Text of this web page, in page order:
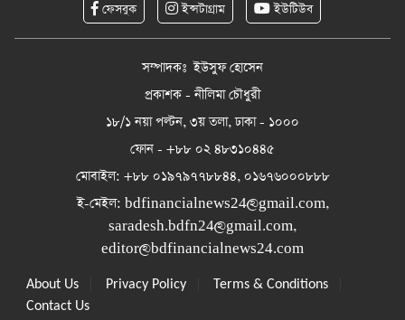
ফেসবুক ইন্সটাগ্রাম ইউটিউব
সম্পাদকঃ ইউসুফ হোসেন
প্রকাশক - নীলিমা চৌধুরী
১৮/১ নয়া পল্টন, ৩য় তলা, ঢাকা - ১০০০
ফোন - +৮৮ ০২ ৪৮৩১০৪৪৫
মোবাইল: +৮৮ ০১৯৭৯৭৭৮৮৪৪, ০১৬৭৬০০০৮৮৮
ই-মেইল: bdfinancialnews24@gmail.com,
saradesh.bdfn24@gmail.com,
editor@bdfinancialnews24.com
About Us Privacy Policy Terms & Conditions
Contact Us